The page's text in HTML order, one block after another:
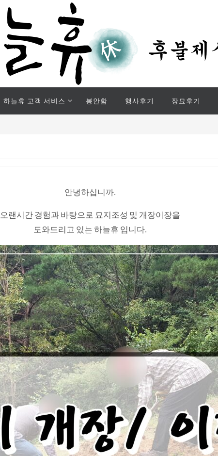
하늘휴 고객 서비스 봉안함 행사후기 장묘후기
안녕하십니까.
오랜시간 경험과 바탕으로 묘지조성 및 개장이장을
도와드리고 있는 하늘휴 입니다.